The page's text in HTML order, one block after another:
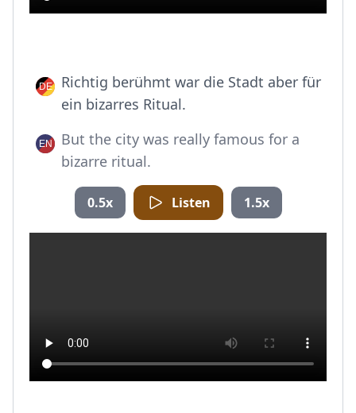
Richtig berühmt war die Stadt aber für
ein bizarres Ritual.
But the city was really famous for a
bizarre ritual.
0.5x Listen 1.5x